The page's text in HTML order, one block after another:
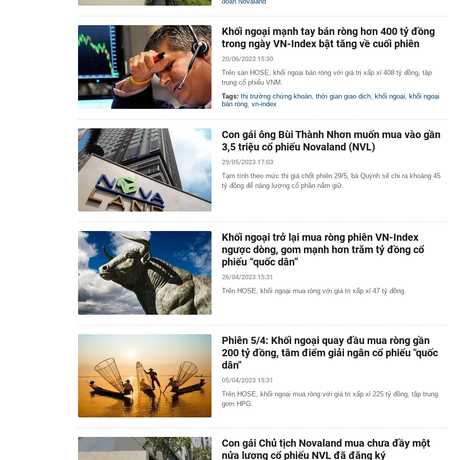
Khối ngoại mạnh tay bán ròng hơn 400 tỷ đồng
trong ngày VN-Index bật tăng về cuối phiên
20/06/2023 15:30
Trên sàn HOSE, khối ngoại bán ròng với giá trị xấp xỉ 408 tỷ đồng, tập
trung cổ phiếu VNM.
Tags: thị trường chứng khoán, thời gian giao dịch, khối ngoại, khối ngoại
bán ròng, vn-index
Con gái ông Bùi Thành Nhơn muốn mua vào gần
3,5 triệu cổ phiếu Novaland (NVL)
29/05/2023 17:03
Tạm tính theo mức thị giá chốt phiên 29/5, bà Quỳnh sẽ chi ra khoảng 45
tỷ đồng để nâng lượng cổ phần nắm giữ.
Khối ngoại trở lại mua ròng phiên VN-Index
ngược dòng, gom mạnh hơn trăm tỷ đồng cổ
phiếu “quốc dân”
26/04/2023 15:31
Trên HOSE, khối ngoại mua ròng với giá trị xấp xỉ 47 tỷ đồng.
Phiên 5/4: Khối ngoại quay đầu mua ròng gần
200 tỷ đồng, tâm điểm giải ngân cổ phiếu "quốc
dân"
05/04/2023 15:31
Trên HOSE, khối ngoại mua ròng với giá trị xấp xỉ 225 tỷ đồng, tập trung
gom HPG.
Con gái Chủ tịch Novaland mua chưa đầy một
nửa lượng cổ phiếu NVL đã đăng ký